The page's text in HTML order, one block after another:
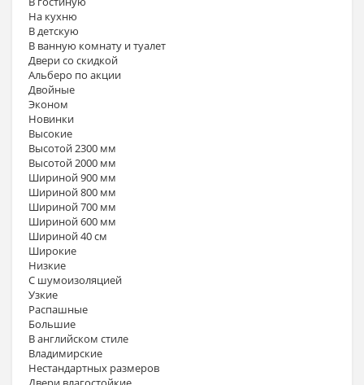
На кухню
В детскую
В ванную комнату и туалет
Двери со скидкой
Альберо по акции
Двойные
Эконом
Новинки
Высокие
Высотой 2300 мм
Высотой 2000 мм
Шириной 900 мм
Шириной 800 мм
Шириной 700 мм
Шириной 600 мм
Шириной 40 см
Широкие
Низкие
С шумоизоляцией
Узкие
Распашные
Большие
В английском стиле
Владимирские
Нестандартных размеров